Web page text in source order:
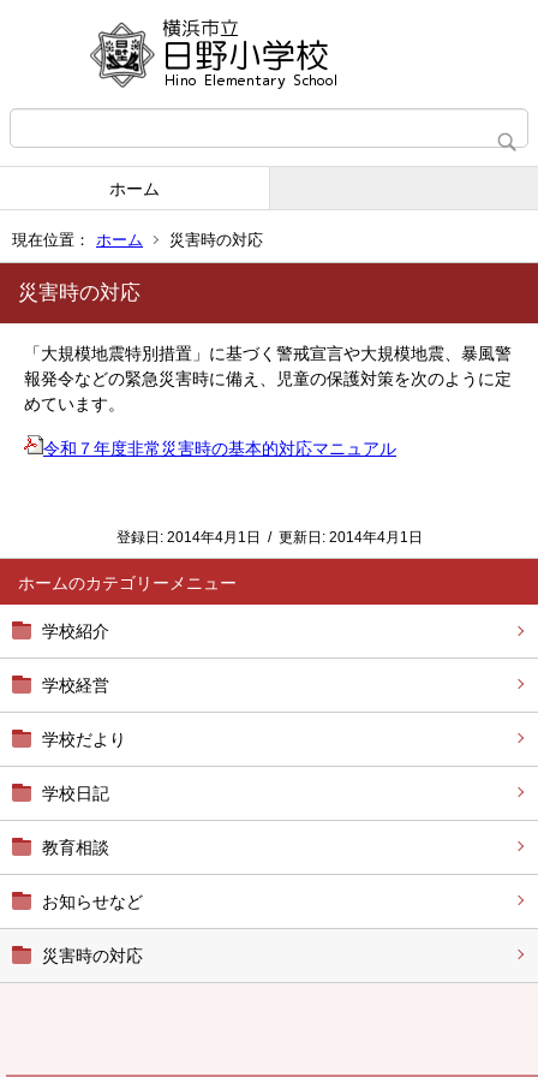
ホーム
現在位置： ホーム 災害時の対応
ホーム
学校紹介
学校経営
学校だより
学校日記
教育相談
お知らせなど
災害時の対応
災害時の対応
「大規模地震特別措置」に基づく警戒宣言や大規模地震、暴風警
報発令などの緊急災害時に備え、児童の保護対策を次のように定
めています。
令和７年度非常災害時の基本的対応マニュアル
登録日: 2014年4月1日 / 更新日: 2014年4月1日